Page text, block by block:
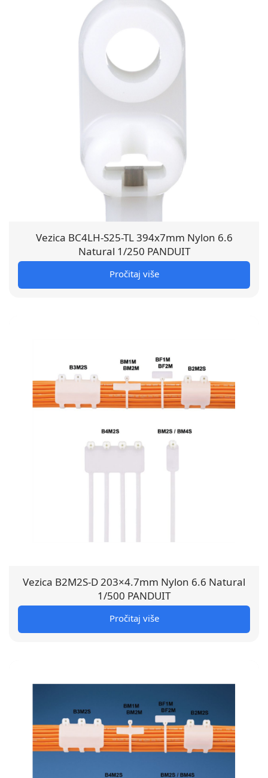
Vezica BC4LH-S25-TL 394x7mm Nylon 6.6
Natural 1/250 PANDUIT
Pročitaj više
Vezica B2M2S-D 203×4.7mm Nylon 6.6 Natural
1/500 PANDUIT
Pročitaj više